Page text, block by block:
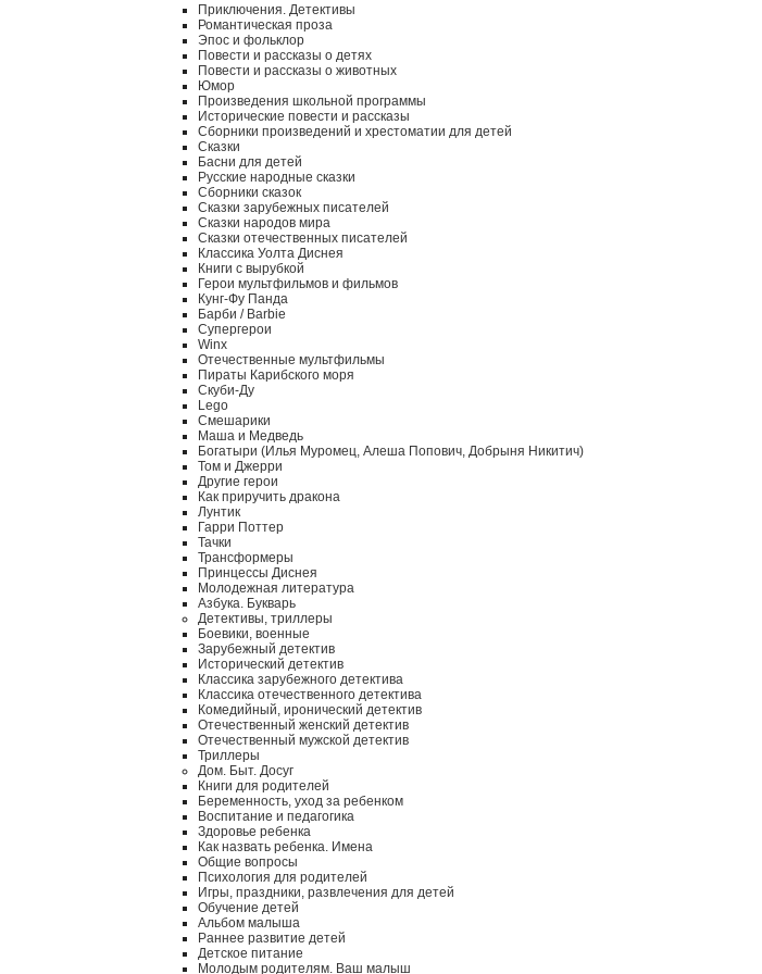
Приключения. Детективы
Романтическая проза
Эпос и фольклор
Повести и рассказы о детях
Повести и рассказы о животных
Юмор
Произведения школьной программы
Исторические повести и рассказы
Сборники произведений и хрестоматии для детей
Сказки
Басни для детей
Русские народные сказки
Сборники сказок
Сказки зарубежных писателей
Сказки народов мира
Сказки отечественных писателей
Классика Уолта Диснея
Книги с вырубкой
Герои мультфильмов и фильмов
Кунг-Фу Панда
Барби / Barbie
Супергерои
Winx
Отечественные мультфильмы
Пираты Карибского моря
Скуби-Ду
Lego
Смешарики
Маша и Медведь
Богатыри (Илья Муромец, Алеша Попович, Добрыня Никитич)
Том и Джерри
Другие герои
Как приручить дракона
Лунтик
Гарри Поттер
Тачки
Трансформеры
Принцессы Диснея
Молодежная литература
Азбука. Букварь
Детективы, триллеры
Боевики, военные
Зарубежный детектив
Исторический детектив
Классика зарубежного детектива
Классика отечественного детектива
Комедийный, иронический детектив
Отечественный женский детектив
Отечественный мужской детектив
Триллеры
Дом. Быт. Досуг
Книги для родителей
Беременность, уход за ребенком
Воспитание и педагогика
Здоровье ребенка
Как назвать ребенка. Имена
Общие вопросы
Психология для родителей
Игры, праздники, развлечения для детей
Обучение детей
Альбом малыша
Раннее развитие детей
Детское питание
Молодым родителям. Ваш малыш